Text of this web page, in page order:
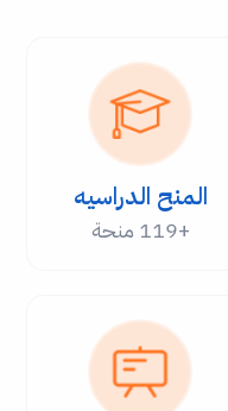
المنح الدراسيه
+119 منحة